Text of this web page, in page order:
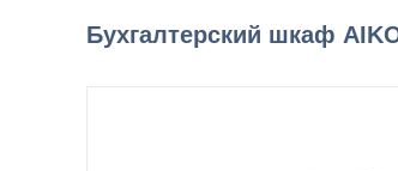
Бухгалтерский шкаф